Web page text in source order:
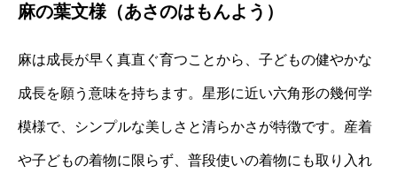
麻の葉文様（あさのはもんよう）
麻は成長が早く真直ぐ育つことから、子どもの健やかな
成長を願う意味を持ちます。星形に近い六角形の幾何学
模様で、シンプルな美しさと清らかさが特徴です。産着
や子どもの着物に限らず、普段使いの着物にも取り入れ